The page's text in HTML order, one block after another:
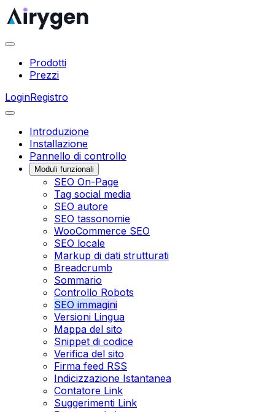
Prodotti
Prezzi
LoginRegistro
Introduzione
Installazione
Pannello di controllo
Moduli funzionali
SEO On-Page
Tag social media
SEO autore
SEO tassonomie
WooCommerce SEO
SEO locale
Markup di dati strutturati
Breadcrumb
Sommario
Controllo Robots
SEO immagini
Versioni Lingua
Mappa del sito
Snippet di codice
Verifica del sito
Firma feed RSS
Indicizzazione Istantanea
Contatore Link
Suggerimenti Link